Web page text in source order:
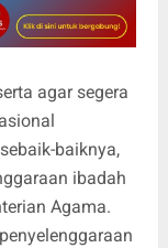
agar segera
baiknya,
ibadah
Agama.